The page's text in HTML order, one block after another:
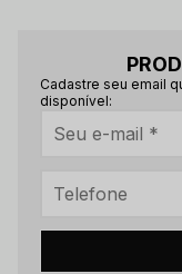
Cadastre seu email
disponível: